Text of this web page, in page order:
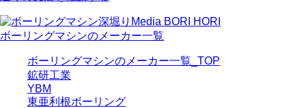
ボーリングマシンのメーカー一覧
ボーリングマシンのメーカー一覧_TOP
鉱研工業
YBM
東亜利根ボーリング